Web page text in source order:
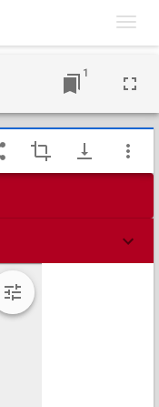
1